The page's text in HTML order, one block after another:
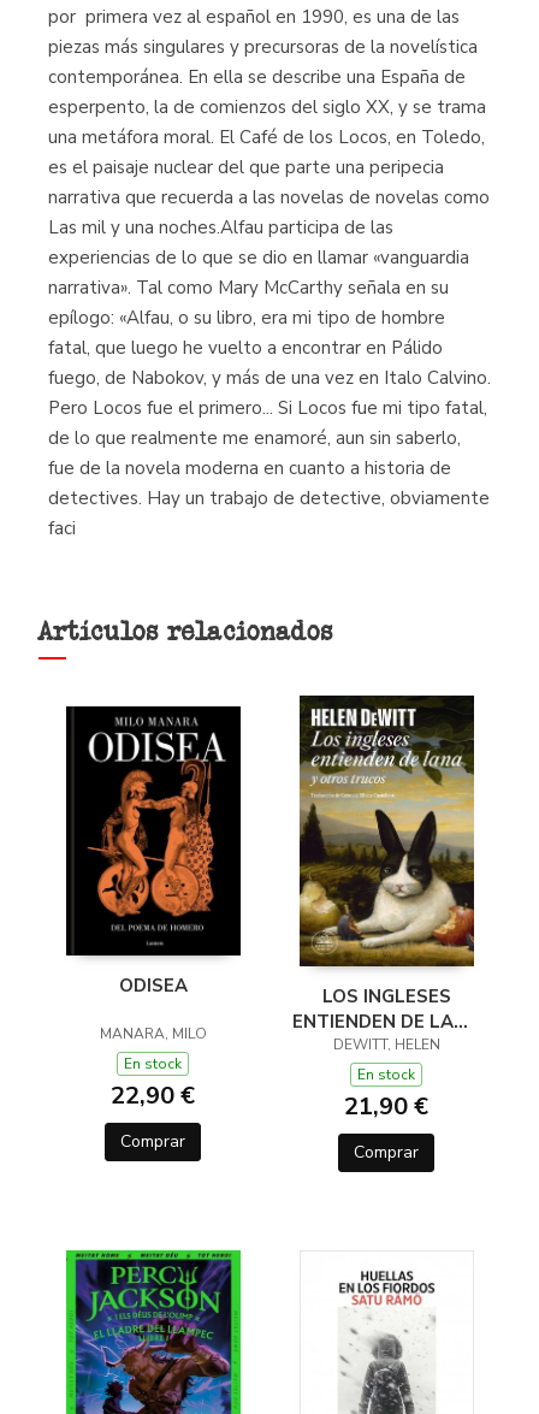
por primera vez al español en 1990, es una de las
piezas más singulares y precursoras de la novelística
contemporánea. En ella se describe una España de
esperpento, la de comienzos del siglo XX, y se trama
una metáfora moral. El Café de los Locos, en Toledo,
es el paisaje nuclear del que parte una peripecia
narrativa que recuerda a las novelas de novelas como
Las mil y una noches.Alfau participa de las
experiencias de lo que se dio en llamar «vanguardia
narrativa». Tal como Mary McCarthy señala en su
epílogo: «Alfau, o su libro, era mi tipo de hombre
fatal, que luego he vuelto a encontrar en Pálido
fuego, de Nabokov, y más de una vez en Italo Calvino.
Pero Locos fue el primero... Si Locos fue mi tipo fatal,
de lo que realmente me enamoré, aun sin saberlo,
fue de la novela moderna en cuanto a historia de
detectives. Hay un trabajo de detective, obviamente
faci
Artículos relacionados
ODISEA
MANARA, MILO
En stock
22,90 €
Comprar
LOS INGLESES
ENTIENDEN DE LANA
(Y OTROS TRUCOS)
DEWITT, HELEN
En stock
21,90 €
Comprar